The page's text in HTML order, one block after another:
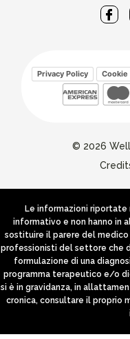
Privacy Policy Cookie
© 2026
Le informazioni riportate
informativo e non hanno in
sostituire il parere del
professionisti del settore che
formulazione di una
programma terapeutico e/o
si è in gravidanza, in
cronica, consultare il proprio